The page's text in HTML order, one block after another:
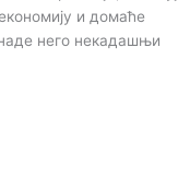
и домаће
него некадашњи